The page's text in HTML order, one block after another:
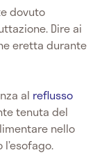
dovuto
Dire ai
eretta durante
al reflusso
tenuta del
nello